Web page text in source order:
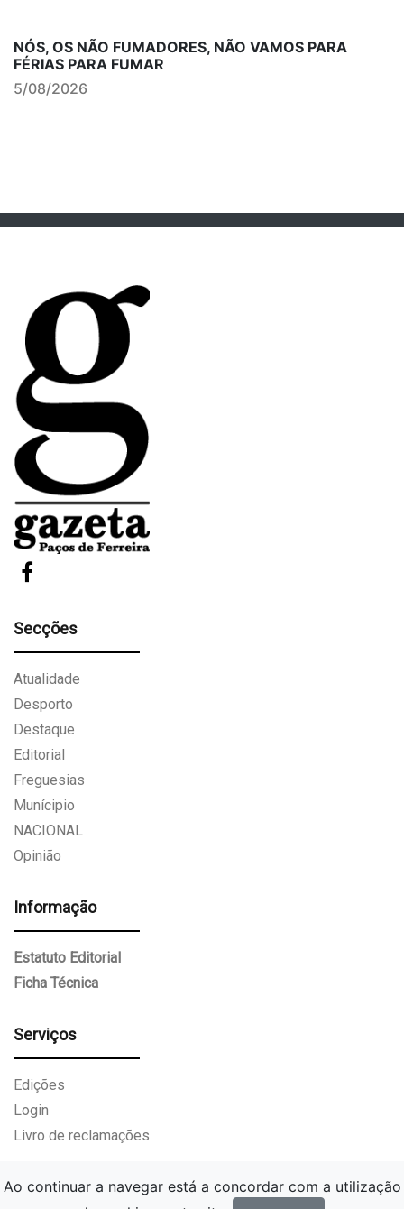
NÓS, OS NÃO FUMADORES, NÃO VAMOS PARA
FÉRIAS PARA FUMAR
5/08/2026
Secções
Atualidade
Desporto
Destaque
Editorial
Freguesias
Munícipio
NACIONAL
Opinião
Informação
Estatuto Editorial
Ficha Técnica
Serviços
Edições
Login
Livro de reclamações
Ao continuar a navegar está a concordar com a utilização